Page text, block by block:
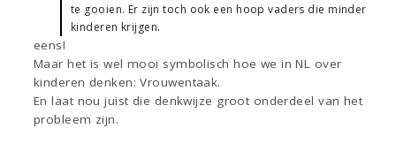
te gooien. Er zijn toch ook een hoop vaders die minder
kinderen krijgen.
eens!
Maar het is wel mooi symbolisch hoe we in NL over
kinderen denken: Vrouwentaak.
En laat nou juist die denkwijze groot onderdeel van het
probleem zijn.